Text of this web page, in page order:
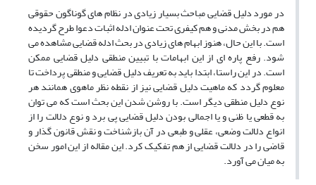
در مورد دلیل قضایی مباحث بسیار زیادی در نظام های گوناگون حقوقی
هم در بخش مدنی و هم کیفری تحت عنوان ادله اثبات دعوا طرح گردیده
است. با این حال، هنوز ابهام های زیادی در بحث ادله قضایی مشاهده می
شود. رفع پاره ای از این ابهامات با تبیین منطقی دلیل قضایی ممکن
است. در این راستا، ابتدا باید به تعریف دلیل قضایی و منطقی پرداخت تا
معلوم گردد که ماهیت دلیل قضایی نیز از نقطه نظر ماهوی همانند هر
نوع دلیل منطقی دیگر است. با روشن شدن این بحث است که می توان
به قطعی یا ظنی و یا اجمالی بودن دلیل قضایی پی برد و نوع دلالت را از
انواع دلالت وضعی، عقلی و طبعی در آن بازشناخت و نقش قانون گذار و
قاضی را در دلالت قضایی از هم تفکیک کرد. این مقاله از این امور سخن
به میان می آورد.